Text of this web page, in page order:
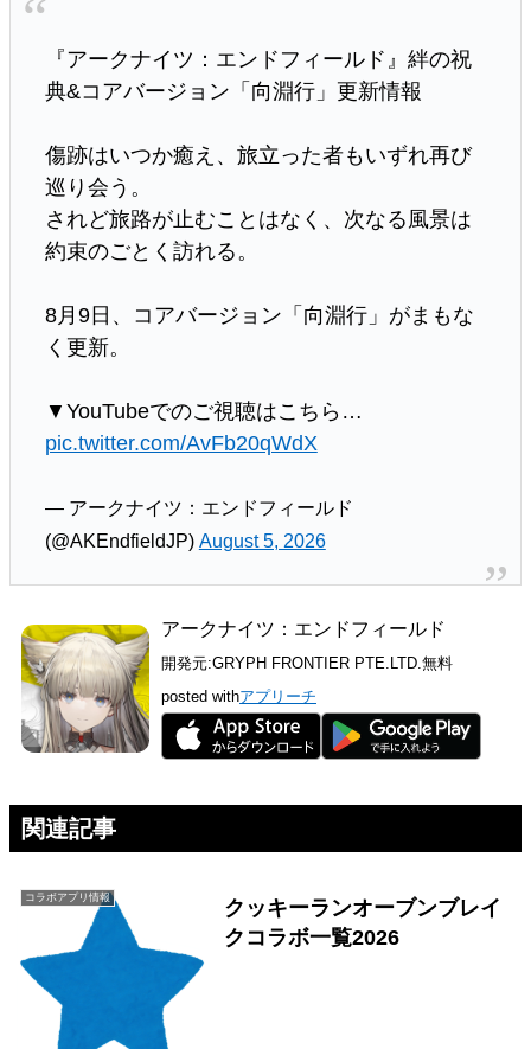
『アークナイツ：エンドフィールド』絆の祝
典&コアバージョン「向淵行」更新情報
傷跡はいつか癒え、旅立った者もいずれ再び
巡り会う。
されど旅路が止むことはなく、次なる風景は
約束のごとく訪れる。
8月9日、コアバージョン「向淵行」がまもな
く更新。
▼YouTubeでのご視聴はこちら…
pic.twitter.com/AvFb20qWdX
— アークナイツ：エンドフィールド
(@AKEndfieldJP) August 5, 2026
アークナイツ：エンドフィールド
開発元:GRYPH FRONTIER PTE.LTD. 無料
posted withアプリーチ
関連記事
コラボアプリ情報
クッキーランオーブンブレイ
クコラボ一覧2026